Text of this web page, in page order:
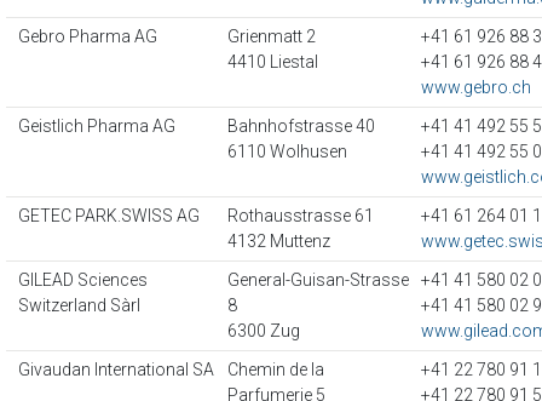
Gebro Pharma AG
Grienmatt 2
4410 Liestal
+41 61 926 88
+41 61 926 88
www.gebro.ch
Geistlich Pharma AG
Bahnhofstrasse 40
6110 Wolhusen
+41 41 492 55
+41 41 492 55
GETEC PARK.SWISS AG
Rothausstrasse 61
4132 Muttenz
+41 61 264 01
GILEAD Sciences
Switzerland Sàrl
General-Guisan-Strasse
8
6300 Zug
+41 41 580 02
+41 41 580 02
Givaudan International SA
Chemin de la
Parfumerie 5
+41 22 780 91
+41 22 780 91